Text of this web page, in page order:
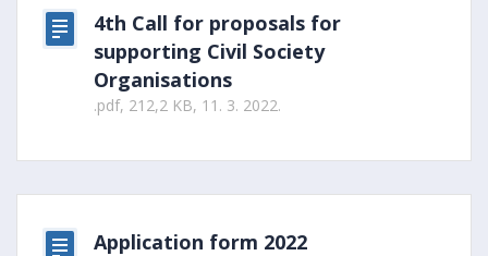
4th Call for proposals for
supporting Civil Society
Organisations
.pdf, 212,2 KB, 11. 3. 2022.
Application form 2022